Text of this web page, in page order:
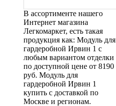
В ассортименте нашего
Интернет магазина
Легкомаркет, есть такая
продукция как: Модуль для
гардеробной Ирвин 1 с
любым вариантом отделки
по доступной цене от 8190
руб. Модуль для
гардеробной Ирвин 1
купить с доставкой по
Москве и регионам.